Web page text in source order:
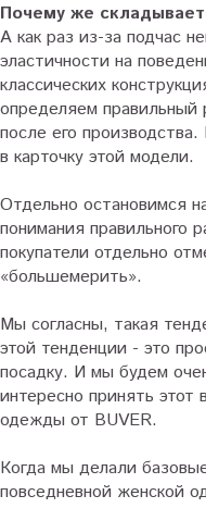
Почему же
А как раз из-за подчас
эластичности на
классических
определяем
после его
в карточку этой модели.
Отдельно остановимся
понимания правильного
покупатели отдельно
«большемерить».
Мы согласны, такая
этой тенденции - это
посадку. И мы будем
интересно принять этот
одежды от BUVER.
Когда мы делали
повседневной женской